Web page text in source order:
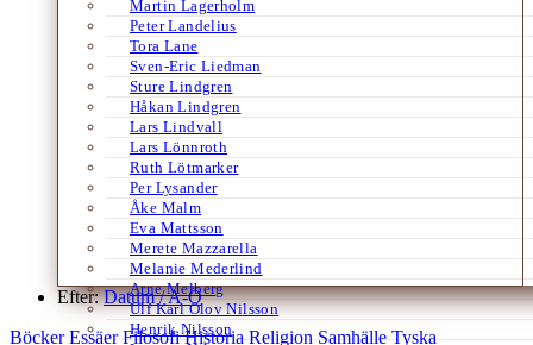
Martin Lagerholm
Peter Landelius
Tora Lane
Sven-Eric Liedman
Sture Lindgren
Håkan Lindgren
Lars Lindvall
Lars Lönnroth
Ruth Lötmarker
Per Lysander
Åke Malm
Eva Mattsson
Merete Mazzarella
Melanie Mederlind
Arne Melberg
Ulf Karl Olov Nilsson
Henrik Nilsson
Efter:Datum /A-Ö
Böcker Essäer Filosofi Historia Religion Samhälle Tyska